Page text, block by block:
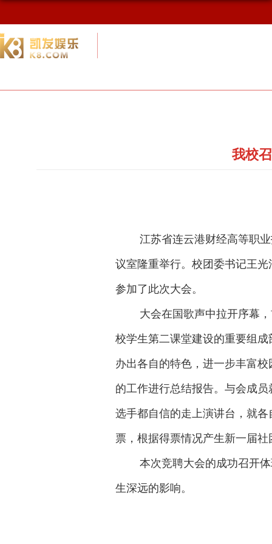
我校
江苏省连云港财经高等职
议室隆重举行。校团委书记王
参加了此次大会。
大会在国歌声中拉开序幕
校学生第二课堂建设的重要组
办出各自的特色，进一步丰富
的工作进行总结报告。与会成
选手都自信的走上演讲台，就
票，根据得票情况产生新一届社
本次竞聘大会的成功召开
生深远的影响。